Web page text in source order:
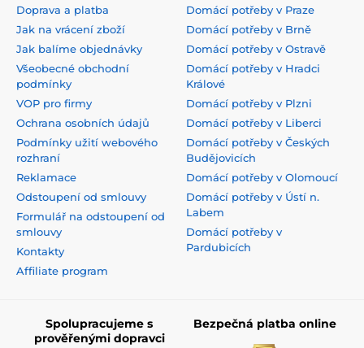
Doprava a platba
Jak na vrácení zboží
Jak balíme objednávky
Všeobecné obchodní
podmínky
VOP pro firmy
Ochrana osobních údajů
Podmínky užití webového
rozhraní
Reklamace
Odstoupení od smlouvy
Formulář na odstoupení od
smlouvy
Kontakty
Affiliate program
Domácí potřeby v Praze
Domácí potřeby v Brně
Domácí potřeby v Ostravě
Domácí potřeby v Hradci
Králové
Domácí potřeby v Plzni
Domácí potřeby v Liberci
Domácí potřeby v Českých
Budějovicích
Domácí potřeby v Olomoucí
Domácí potřeby v Ústí n.
Labem
Domácí potřeby v
Pardubicích
Spolupracujeme s
prověřenými dopravci
Bezpečná platba online